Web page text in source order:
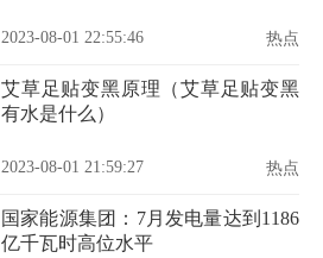
2023-08-01 22:55:46 热点
艾草足贴变黑原理（艾草足贴变黑
有水是什么）
2023-08-01 21:59:27 热点
国家能源集团：7月发电量达到1186
亿千瓦时高位水平